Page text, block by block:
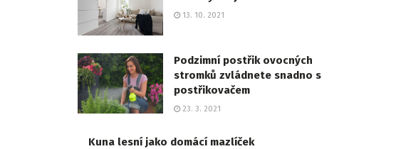
13. 10. 2021
Podzimní postřik ovocných
stromků zvládnete snadno s
postřikovačem
23. 3. 2021
Kuna lesní jako domácí mazlíček